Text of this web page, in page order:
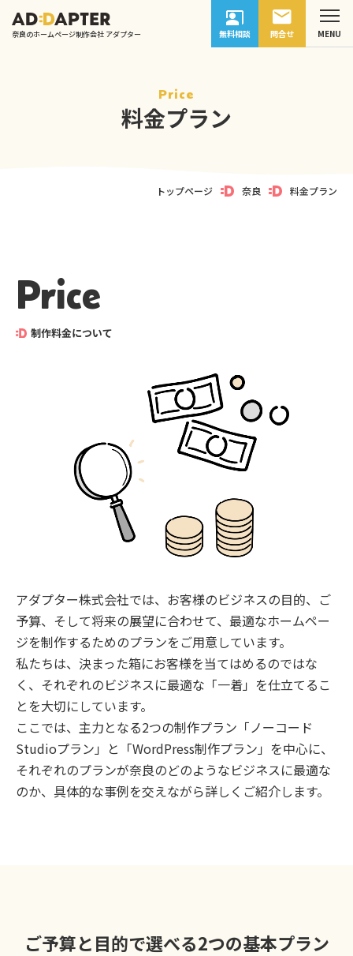
奈良のホームページ制作会社 アダプター 無料相談 問合せ
Price
料金プラン
トップページ 奈良 料金プラン
Price
制作料金について
アダプター株式会社では、お客様のビジネスの目的、ご
予算、そして将来の展望に合わせて、最適なホームペー
ジを制作するためのプランをご用意しています。
私たちは、決まった箱にお客様を当てはめるのではな
く、それぞれのビジネスに最適な「一着」を仕立てるこ
とを大切にしています。
ここでは、主力となる2つの制作プラン「ノーコード
Studioプラン」と「WordPress制作プラン」を中心に、
それぞれのプランが奈良のどのようなビジネスに最適な
のか、具体的な事例を交えながら詳しくご紹介します。
ご予算と目的で選べる2つの基本プラン